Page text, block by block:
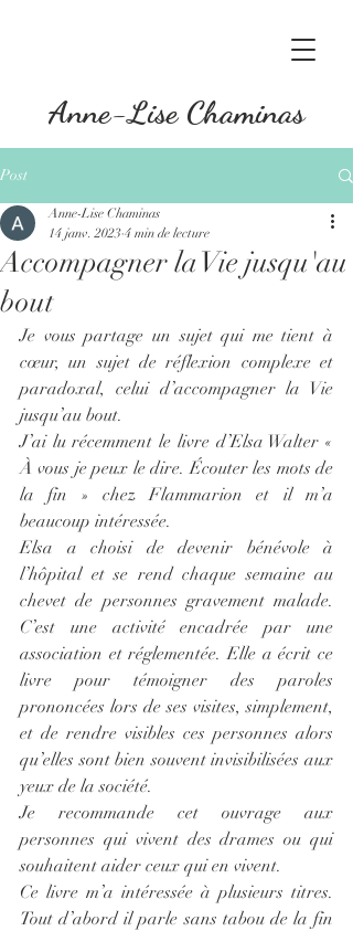
Anne-Lise Chaminas
Post
Accompagner la Vie jusqu'au
bout
Anne-Lise Chaminas
14 janv. 2023 4 min de lecture
Je vous partage un sujet qui me tient à
cœur, un sujet de réflexion complexe et
paradoxal, celui d’accompagner la Vie
jusqu’au bout.
J’ai lu récemment le livre d’Elsa Walter «
À vous je peux le dire. Écouter les mots de
la fin » chez Flammarion et il m’a
beaucoup intéressée.
Elsa a choisi de devenir bénévole à
l’hôpital et se rend chaque semaine au
chevet de personnes gravement malade.
C’est une activité encadrée par une
association et réglementée. Elle a écrit ce
livre pour témoigner des paroles
prononcées lors de ses visites, simplement,
et de rendre visibles ces personnes alors
qu’elles sont bien souvent invisibilisées aux
yeux de la société.
Je recommande cet ouvrage aux
personnes qui vivent des drames ou qui
souhaitent aider ceux qui en vivent.
Ce livre m’a intéressée à plusieurs titres.
Tout d’abord il parle sans tabou de la fin